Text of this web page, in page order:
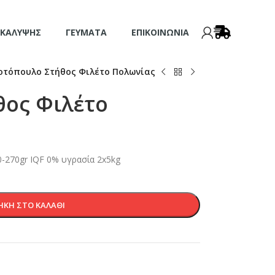
ΓΕΎΜΑΤΑ ΕΠΙΚΟΙΝΩΝΊΑ
Στήθος Φιλέτο Πολωνίας
Φιλέτο
IQF 0% υγρασία 2x5kg
ΣΤΟ ΚΑΛΆΘΙ